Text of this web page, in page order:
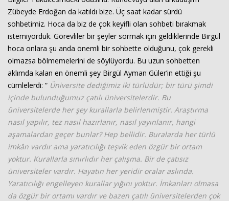
Zübeyde Erdoğan da katıldı bize. Üç saat kadar sürdü
sohbetimiz. Hoca da biz de çok keyifli olan sohbeti bırakmak
istemiyorduk. Görevliler bir şeyler sormak için geldiklerinde Birgül
hoca onlara şu anda önemli bir sohbette olduğunu, çok gerekli
olmazsa bölmemelerini de söylüyordu. Bu uzun sohbetten
aklımda kalan en önemli şey Birgül Ayman Güler’in ettiği şu
cümlelerdi: “ Üniversite dediğimiz iki türlüdür; bir türü şimdi
içinde bulunduğumuz çatılı üniversitelerdir. Bu
üniversitelerde her şey kurallarla belirlenmiştir. Araştırma
nasıl yapılır, tez nasıl hazırlanır, nasıl yayınlanır, hangi
aşamalardan geçer bunlar? Hep bellidir. Buralarda her türlü
imkân vardır ama yaratıcılığı teşvik eden özgür bir ortam
yoktur. Kurallarla sınırlıdır her çalışma. Bir de çatısız
üniversiteler vardır. Hayatın her yeridir oralar aslında.
Yaratıcılığı engelleyen kurallar yığını yoktur. İmkanları olmasa
da özgür bir ortamı vardır ve bazen çatılı üniversitelerden çok